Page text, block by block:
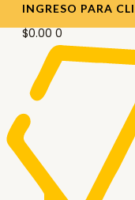
INGRESO PARA
$0.00 0